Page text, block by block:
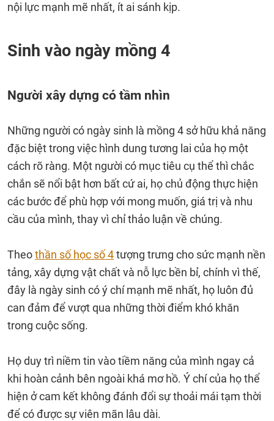
nội lực mạnh mẽ nhất, ít ai sánh kịp.
Sinh vào ngày mồng 4
Người xây dựng có tầm nhìn
Những người có ngày sinh là mồng 4 sở hữu khả năng
đặc biệt trong việc hình dung tương lai của họ một
cách rõ ràng. Một người có mục tiêu cụ thể thì chắc
chắn sẽ nổi bật hơn bất cứ ai, họ chủ động thực hiện
các bước để phù hợp với mong muốn, giá trị và nhu
cầu của mình, thay vì chỉ thảo luận về chúng.
Theothần số học số 4tượng trưng cho sức mạnh nền
tảng, xây dựng vật chất và nỗ lực bền bỉ, chính vì thế,
đây là ngày sinh có ý chí mạnh mẽ nhất, họ luôn đủ
can đảm để vượt qua những thời điểm khó khăn
trong cuộc sống.
Họ duy trì niềm tin vào tiềm năng của mình ngay cả
khi hoàn cảnh bên ngoài khá mơ hồ. Ý chí của họ thể
hiện ở cam kết không đánh đổi sự thoải mái tạm thời
để có được sự viên mãn lâu dài.